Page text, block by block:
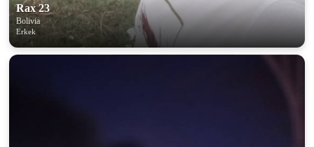
Rax 23
Bolivia
Erkek